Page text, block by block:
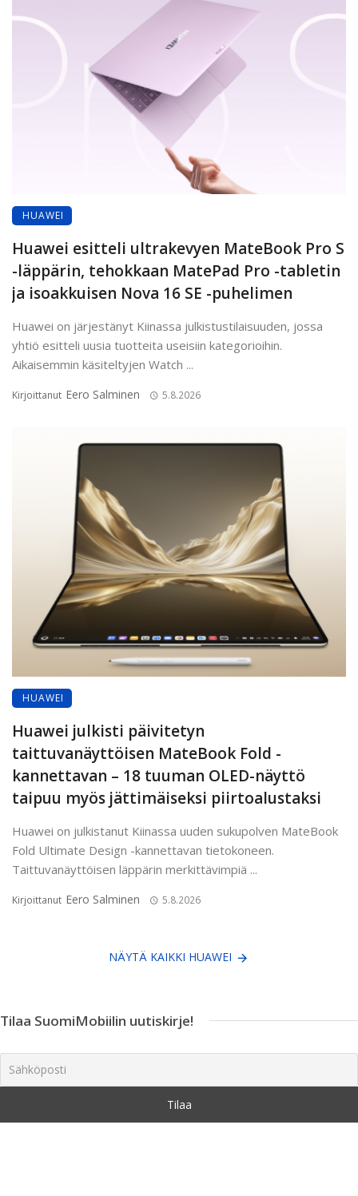
HUAWEI
Huawei esitteli ultrakevyen MateBook Pro S
-läppärin, tehokkaan MatePad Pro -tabletin
ja isoakkuisen Nova 16 SE -puhelimen
Huawei on järjestänyt Kiinassa julkistustilaisuuden, jossa
yhtiö esitteli uusia tuotteita useisiin kategorioihin.
Aikaisemmin käsiteltyjen Watch ...
Kirjoittanut Eero Salminen 5.8.2026
HUAWEI
Huawei julkisti päivitetyn
taittuvanäyttöisen MateBook Fold -
kannettavan – 18 tuuman OLED-näyttö
taipuu myös jättimäiseksi piirtoalustaksi
Huawei on julkistanut Kiinassa uuden sukupolven MateBook
Fold Ultimate Design -kannettavan tietokoneen.
Taittuvanäyttöisen läppärin merkittävimpiä ...
Kirjoittanut Eero Salminen 5.8.2026
NÄYTÄ KAIKKI HUAWEI
Tilaa SuomiMobiilin uutiskirje!